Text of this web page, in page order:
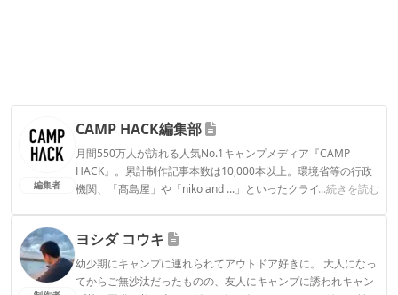
編集者
CAMP HACK編集部
月間550万人が訪れる人気No.1キャンプメディア『CAMP
HACK』。累計制作記事本数は10,000本以上。環境省等の行政
機関、「髙島屋」や「niko and ...」といったクライアントとの
...続きを読む
CAMP HACK編集部のプロフィール
ヨシダ コウキ
幼少期にキャンプに連れられてアウトドア好きに。 大人になっ
てからご無沙汰だったものの、友人にキャンプに誘われキャン